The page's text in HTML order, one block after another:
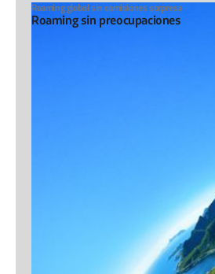
Roaming global sin comisiones sorpresa
Roaming sin preocupaciones